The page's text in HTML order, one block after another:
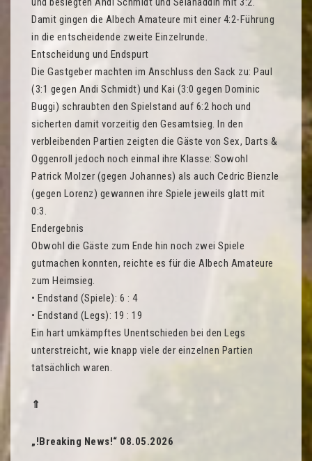
Damit gingen die Albech Amateure mit einer 4:2-Führung
in die entscheidende zweite Einzelrunde.
Entscheidung und Endspurt
Die Gastgeber machten im Anschluss den Sack zu: Paul
(3:1 gegen Andi Schmidt) und Kai (3:0 gegen Dominic
Buggi) schraubten den Spielstand auf 6:2 hoch und
sicherten damit vorzeitig den Gesamtsieg. In den
verbleibenden Partien zeigten die Gäste von Sex, Darts &
Oggenroll jedoch noch einmal ihre Klasse: Sowohl
Patrick Molzer (gegen Johannes) als auch Cedric Bienzle
(gegen Lorenz) gewannen ihre Spiele jeweils glatt mit
0:3.
Endergebnis
Obwohl die Gäste zum Ende hin noch zwei Spiele
gutmachen konnten, reichte es für die Albech Amateure
zum Heimsieg.
• Endstand (Spiele): 6 : 4
• Endstand (Legs): 19 : 19
Ein hart umkämpftes Unentschieden bei den Legs
unterstreicht, wie knapp viele der einzelnen Partien
tatsächlich waren.
⇑
„!Breaking News!“ 08.05.2026